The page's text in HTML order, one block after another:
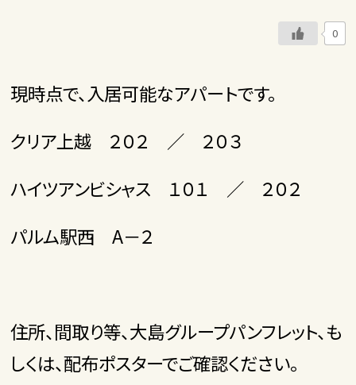
0
現時点で、入居可能なアパートです。
クリア上越 ２０２ ／ ２０３
ハイツアンビシャス １０１ ／ ２０２
パルム駅西 А－２
住所、間取り等、大島グループパンフレット、も
しくは、配布ポスターでご確認ください。